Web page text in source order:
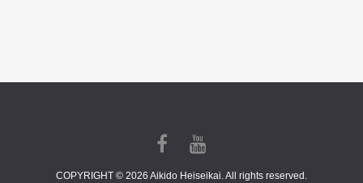
COPYRIGHT © 2026 Aikido Heiseikai. All rights reserved.